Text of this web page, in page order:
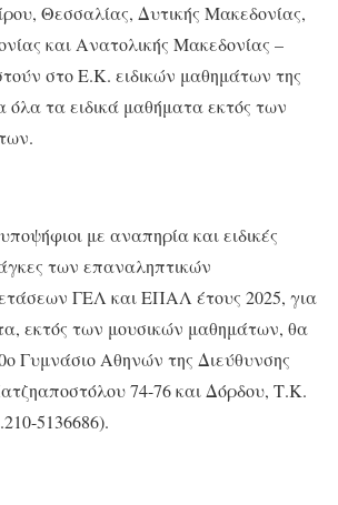
Θεσσαλίας, Δυτικής Μακεδονίας,
και Ανατολικής Μακεδονίας –
στο Ε.Κ. ειδικών μαθημάτων της
όλα τα ειδικά μαθήματα εκτός των
με αναπηρία και ειδικές
των επαναληπτικών
ΓΕΛ και ΕΠΑΛ έτους 2025, για
εκτός των μουσικών μαθημάτων, θα
Γυμνάσιο Αθηνών της Διεύθυνσης
74-76 και Δόρδου, Τ.Κ.
5136686).